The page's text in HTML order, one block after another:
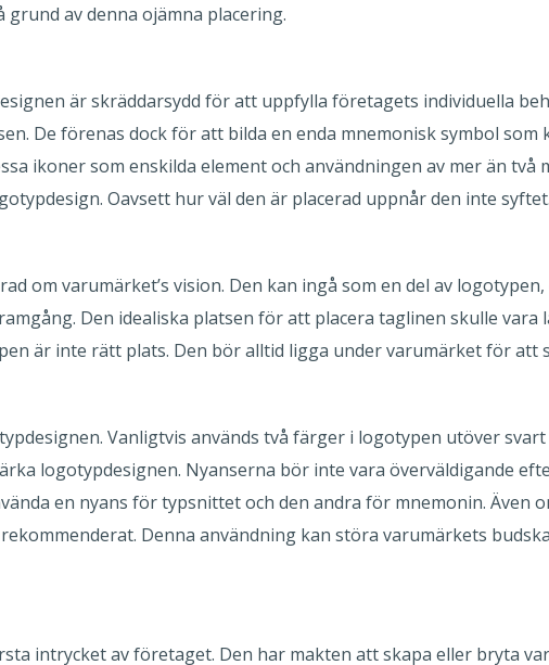
av denna ojämna placering.
är skräddarsydd för att uppfylla företagets individuella
De förenas dock för att bilda en enda mnemonisk symbol som
ikoner som enskilda element och användningen av mer än två
Oavsett hur väl den är placerad uppnår den inte syftet.
om varumärket’s vision. Den kan ingå som en del av
Den idealiska platsen för att placera taglinen skulle
är inte rätt plats. Den bör alltid ligga under varumärket för att
Vanligtvis används två färger i logotypen utöver
logotypdesignen. Nyanserna bör inte vara överväldigande
en nyans för typsnittet och den andra för mnemonin. Även
Denna användning kan störa varumärkets
intrycket av företaget. Den har makten att skapa eller bryta